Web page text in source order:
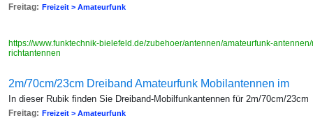
Freitag: Freizeit > Amateurfunk
https://www.funktechnik-bielefeld.de/zubehoer/antennen/amateurfunk-
richtantennen
2m/70cm/23cm Dreiband Amateurfunk Mobilantennen im
In dieser Rubik finden Sie Dreiband-Mobilfunkantennen für 2m/70cm/23cm
Freitag: Freizeit > Amateurfunk